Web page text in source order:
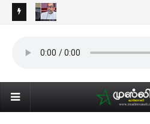
சந்திப்பு...!